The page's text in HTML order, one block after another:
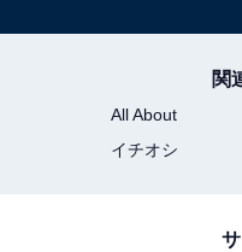
関
All About
イチオシ